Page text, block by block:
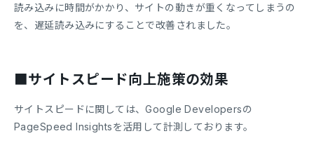
読み込みに時間がかかり、サイトの動きが重くなってしまうの
を、遅延読み込みにすることで改善されました。
■サイトスピード向上施策の効果
サイトスピードに関しては、Google Developersの
PageSpeed Insightsを活用して計測しております。